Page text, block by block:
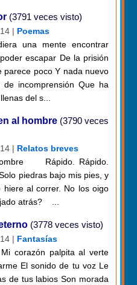
(3791 veces visto)
| Poemas
una mente encontrar
escapar De la prisión
parece poco Y nada nuevo
incomprensión Que ha
del s...
al hombre (3790 veces
| Relatos breves
Rápido. Rápido.
piedras bajo mis pies, y
al correr. No los oigo
atrás? ...
(3778 veces visto)
| Fantasías
corazón palpita al verte
El sonido de tu voz Le
de tus labios Son morada